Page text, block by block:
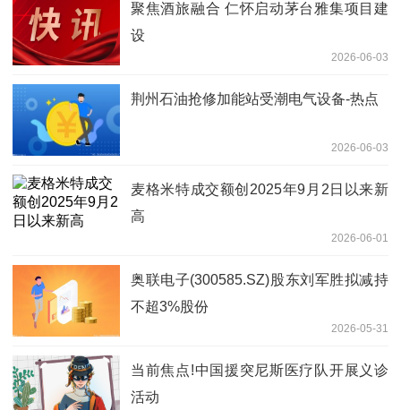
聚焦酒旅融合 仁怀启动茅台雅集项目建
设
2026-06-03
荆州石油抢修加能站受潮电气设备-热点
2026-06-03
麦格米特成交额创2025年9月2日以来新
高
2026-06-01
奥联电子(300585.SZ)股东刘军胜拟减持
不超3%股份
2026-05-31
当前焦点!中国援突尼斯医疗队开展义诊
活动